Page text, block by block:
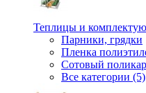
Теплицы и
Парники, грядки
Пленка
Сотовый
Все категории (5)